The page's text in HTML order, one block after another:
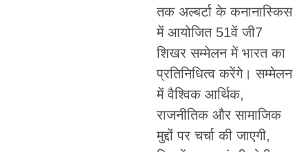
तक अल्बर्टा के कनानास्किस
में आयोजित 51वें जी7
शिखर सम्मेलन में भारत का
प्रतिनिधित्व करेंगे। सम्मेलन
में वैश्विक आर्थिक,
राजनीतिक और सामाजिक
मुद्दों पर चर्चा की जाएगी,